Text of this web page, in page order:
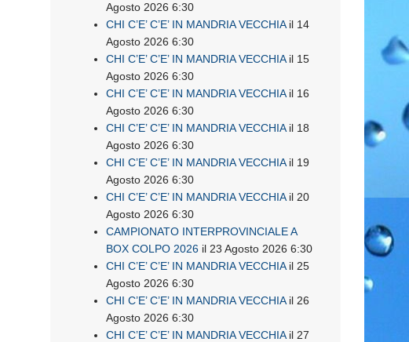
Agosto 2026 6:30
CHI C’E’ C’E’ IN MANDRIA VECCHIAil 14
Agosto 2026 6:30
CHI C’E’ C’E’ IN MANDRIA VECCHIAil 15
Agosto 2026 6:30
CHI C’E’ C’E’ IN MANDRIA VECCHIAil 16
Agosto 2026 6:30
CHI C’E’ C’E’ IN MANDRIA VECCHIAil 18
Agosto 2026 6:30
CHI C’E’ C’E’ IN MANDRIA VECCHIAil 19
Agosto 2026 6:30
CHI C’E’ C’E’ IN MANDRIA VECCHIAil 20
Agosto 2026 6:30
CAMPIONATO INTERPROVINCIALE A
BOX COLPO 2026 il 23 Agosto 2026 6:30
CHI C’E’ C’E’ IN MANDRIA VECCHIAil 25
Agosto 2026 6:30
CHI C’E’ C’E’ IN MANDRIA VECCHIAil 26
Agosto 2026 6:30
CHI C’E’ C’E’ IN MANDRIA VECCHIAil 27